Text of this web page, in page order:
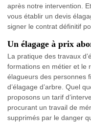
après notre intervention.
vous établir un devis
signer le contrat définitif
Un élagage à prix
La pratique des travaux
formations en métier et le
élagueurs des personnes
d’élagage d’arbre. Quel
proposons un tarif
procurant un travail de
supprimés par le danger